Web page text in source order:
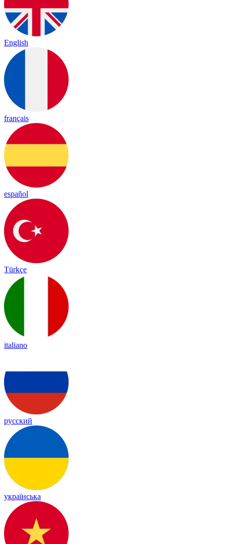
English
français
español
Türkçe
italiano
русский
українська